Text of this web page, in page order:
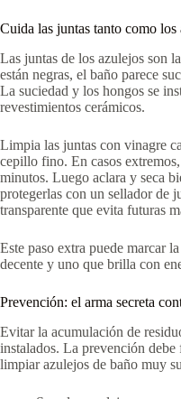
Cuida las juntas tanto como los
Las juntas de los azulejos son
están negras, el baño parece
La suciedad y los hongos se
revestimientos cerámicos.
Limpia las juntas con vinagre
cepillo fino. En casos
minutos. Luego aclara y seca
protegerlas con un sellador de
transparente que evita futuras
Este paso extra puede marcar
decente y uno que brilla con
Prevención: el arma secreta
Evitar la acumulación de
instalados. La prevención
limpiar azulejos de baño muy